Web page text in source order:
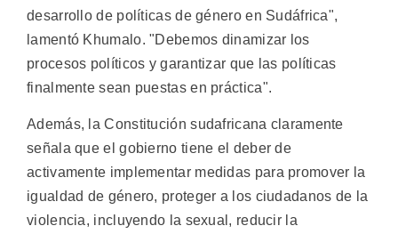
desarrollo de políticas de género en Sudáfrica",
lamentó Khumalo. "Debemos dinamizar los
procesos políticos y garantizar que las políticas
finalmente sean puestas en práctica".
Además, la Constitución sudafricana claramente
señala que el gobierno tiene el deber de
activamente implementar medidas para promover la
igualdad de género, proteger a los ciudadanos de la
violencia, incluyendo la sexual, reducir la